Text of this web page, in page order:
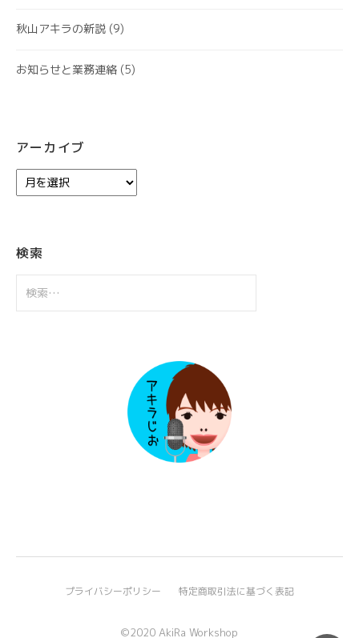
秋山アキラの新説 (9)
お知らせと業務連絡 (5)
アーカイブ
ー
ブ
検索
索:
プライバシーポリシー 特定商取引法に基づく表記
©2020 AkiRa Workshop